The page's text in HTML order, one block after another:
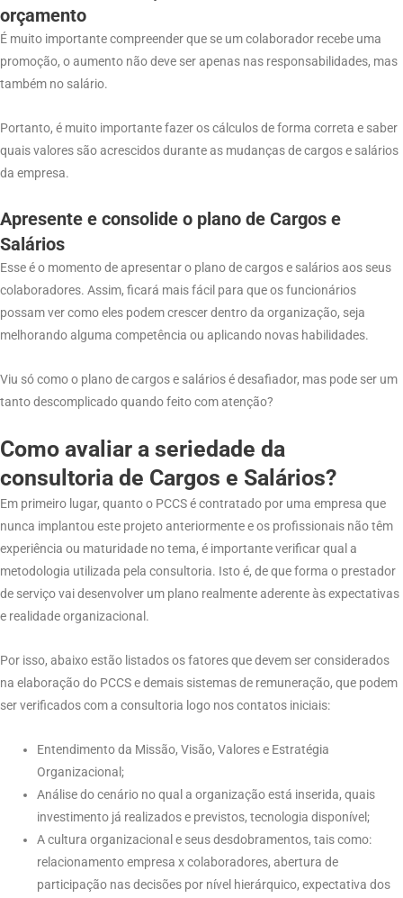
orçamento
É muito importante compreender que se um colaborador recebe uma
promoção, o aumento não deve ser apenas nas responsabilidades, mas
também no salário.
Portanto, é muito importante fazer os cálculos de forma correta e saber
quais valores são acrescidos durante as mudanças de cargos e salários
da empresa.
Apresente e consolide o plano de Cargos e
Salários
Esse é o momento de apresentar o plano de cargos e salários aos seus
colaboradores. Assim, ficará mais fácil para que os funcionários
possam ver como eles podem crescer dentro da organização, seja
melhorando alguma competência ou aplicando novas habilidades.
Viu só como o plano de cargos e salários é desafiador, mas pode ser um
tanto descomplicado quando feito com atenção?
Como avaliar a seriedade da
consultoria de Cargos e Salários?
Em primeiro lugar, quanto o PCCS é contratado por uma empresa que
nunca implantou este projeto anteriormente e os profissionais não têm
experiência ou maturidade no tema, é importante verificar qual a
metodologia utilizada pela consultoria. Isto é, de que forma o prestador
de serviço vai desenvolver um plano realmente aderente às expectativas
e realidade organizacional.
Por isso, abaixo estão listados os fatores que devem ser considerados
na elaboração do PCCS e demais sistemas de remuneração, que podem
ser verificados com a consultoria logo nos contatos iniciais:
Entendimento da Missão, Visão, Valores e Estratégia
Organizacional;
Análise do cenário no qual a organização está inserida, quais
investimento já realizados e previstos, tecnologia disponível;
A cultura organizacional e seus desdobramentos, tais como:
relacionamento empresa x colaboradores, abertura de
participação nas decisões por nível hierárquico, expectativa dos